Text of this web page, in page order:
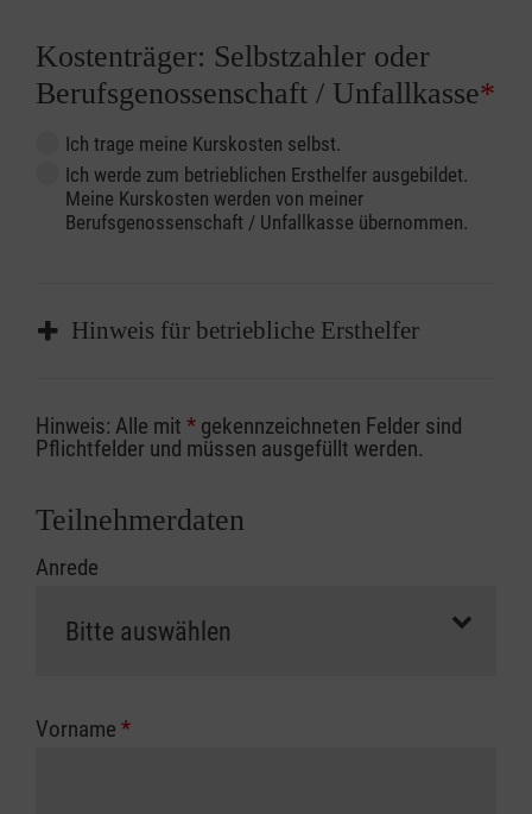
Kostenträger: Selbstzahler oder
Berufsgenossenschaft / Unfallkasse*
Ich trage meine Kurskosten selbst.
Ich werde zum betrieblichen Ersthelfer ausgebildet.
Meine Kurskosten werden von meiner
Berufsgenossenschaft / Unfallkasse übernommen.
Hinweis für betriebliche Ersthelfer
Sofern Sie ein Kostenübernahmeverfahren
Ihrer Berufsgenossenschaft / Unfallkasse
Abrechnungsunterlagen spätestens zu
erfolgt eine Abrechnung der vollen Kursgebühr
Die notwendigen Formulare für die
zuständigen Berufsgenossenschaft oder
Hinweis: Alle mit * gekennzeichneten Felder sind
Pflichtfelder und müssen ausgefüllt werden.
Teilnehmerdaten
Anrede
Vorname *